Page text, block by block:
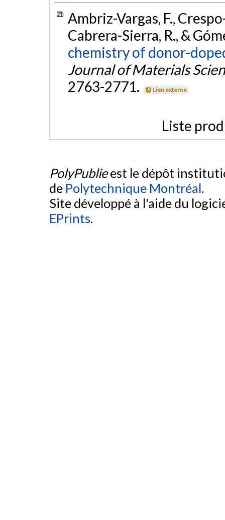
Ambriz-Vargas, F.,
Cabrera-Sierra, R., &
chemistry of donor-
Journal of Materials
2763-2771.
Lien externe
Liste
PolyPublieest le dépôt
de Polytechnique Montréal.
Site développé à l'aide du
EPrints.